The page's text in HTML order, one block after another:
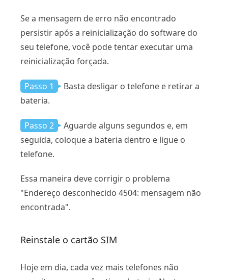
Se a mensagem de erro não encontrado
persistir após a reinicialização do software do
seu telefone, você pode tentar executar uma
reinicialização forçada.
Passo 1
Basta desligar o telefone e retirar a
bateria.
Passo 2
Aguarde alguns segundos e, em
seguida, coloque a bateria dentro e ligue o
telefone.
Essa maneira deve corrigir o problema
"Endereço desconhecido 4504: mensagem não
encontrada".
Reinstale o cartão SIM
Hoje em dia, cada vez mais telefones não